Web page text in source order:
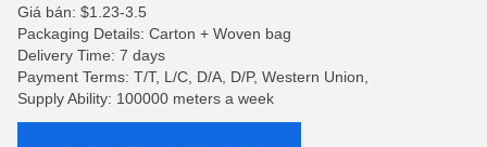
Giá bán: $1.23-3.5
Packaging Details: Carton + Woven bag
Delivery Time: 7 days
Payment Terms: T/T, L/C, D/A, D/P, Western Union,
Supply Ability: 100000 meters a week